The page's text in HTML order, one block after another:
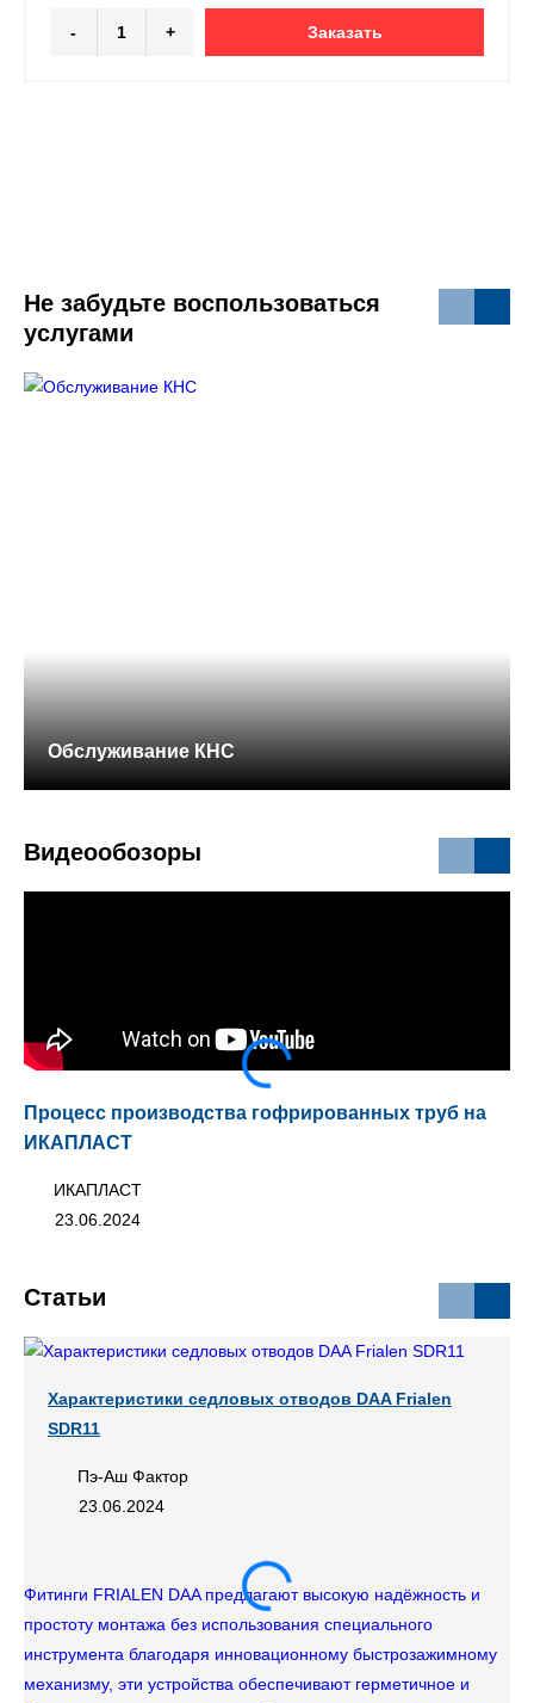
- + Заказать
Не забудьте воспользоваться
услугами
Обслуживание КНС
Видеообозоры
Процесс производства гофрированных труб на
ИКАПЛАСТ
ИКАПЛАСТ
23.06.2024
Статьи
Характеристики седловых отводов DAA Frialen
SDR11
Пэ-Аш Фактор
23.06.2024
Фитинги FRIALEN DAA предлагают высокую надёжность и
простоту монтажа без использования специального
инструмента благодаря инновационному быстрозажимному
механизму, эти устройства обеспечивают герметичное и